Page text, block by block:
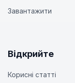
Завантажити
Відкрийте
Корисні статті